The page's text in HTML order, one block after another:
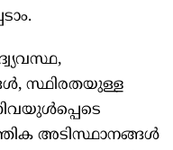
സ്ഥിരതയുള്ള
അടിസ്ഥാനങ്ങള്‍